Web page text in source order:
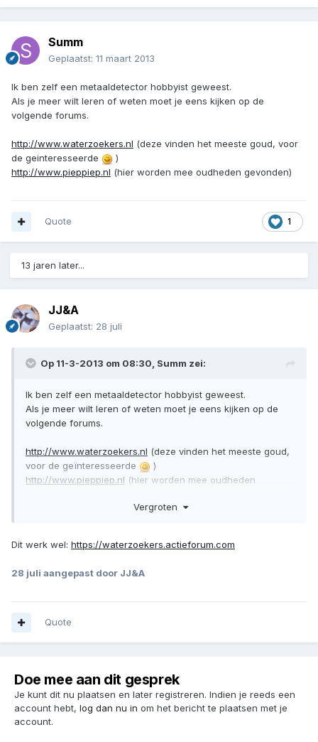
Summ
Geplaatst: 11 maart 2013
Ik ben zelf een metaaldetector hobbyist geweest.
Als je meer wilt leren of weten moet je eens kijken op de
volgende forums.
http://www.waterzoekers.nl (deze vinden het meeste goud, voor
de geinteresseerde
)
http://www.pieppiep.nl (hier worden mee oudheden gevonden)
1
Quote
13 jaren later...
JJ&A
Geplaatst: 28 juli
Op 11-3-2013 om 08:30, Summ zei:
Ik ben zelf een metaaldetector hobbyist geweest.
Als je meer wilt leren of weten moet je eens kijken op de
volgende forums.
http://www.waterzoekers.nl (deze vinden het meeste goud,
voor de geïnteresseerde
)
http://www.pieppiep.nl (hier worden mee oudheden
Vergroten
Dit werk wel: https://waterzoekers.actieforum.com
28 juli aangepast door JJ&A
Quote
Doe mee aan dit gesprek
Je kunt dit nu plaatsen en later registreren. Indien je reeds een
account hebt, log dan nu in om het bericht te plaatsen met je
account.